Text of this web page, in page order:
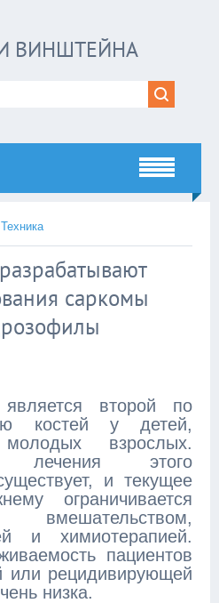
ВИНШТЕЙНА
саркомы
второй по
костей у детей,
взрослых.
лечения этого
и текущее
ограничивается
вмешательством,
и химиотерапией.
пациентов
или рецидивирующей
низка.